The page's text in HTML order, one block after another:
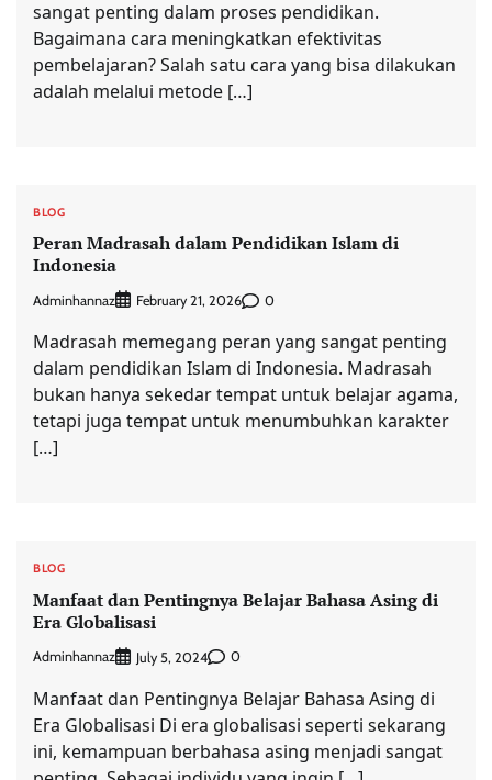
sangat penting dalam proses pendidikan.
Bagaimana cara meningkatkan efektivitas
pembelajaran? Salah satu cara yang bisa dilakukan
adalah melalui metode […]
BLOG
Peran Madrasah dalam Pendidikan Islam di
Indonesia
Adminhannaz February 21, 2026 0
Madrasah memegang peran yang sangat penting
dalam pendidikan Islam di Indonesia. Madrasah
bukan hanya sekedar tempat untuk belajar agama,
tetapi juga tempat untuk menumbuhkan karakter
[…]
BLOG
Manfaat dan Pentingnya Belajar Bahasa Asing di
Era Globalisasi
Adminhannaz July 5, 2024 0
Manfaat dan Pentingnya Belajar Bahasa Asing di
Era Globalisasi Di era globalisasi seperti sekarang
ini, kemampuan berbahasa asing menjadi sangat